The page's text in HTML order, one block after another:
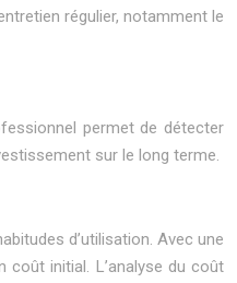
régulier, notamment le
permet de détecter
sur le long terme.
d’utilisation. Avec une
initial. L’analyse du coût